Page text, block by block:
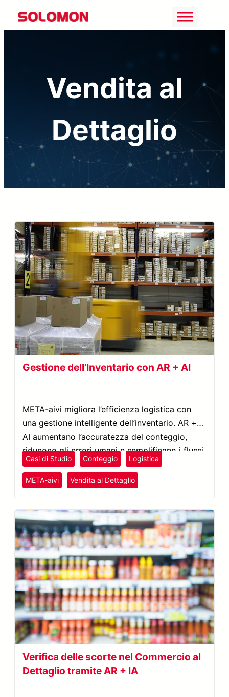
Vai
al
Vendita al
Dettaglio
Gestione dell’Inventario con AR + AI
META-aivi migliora l’efficienza logistica con
una gestione intelligente dell’inventario. AR +
AI aumentano l’accuratezza del conteggio,
riducono gli errori umani e semplificano i flussi
di lavoro.
Casi di Studio Conteggio Logistica
META-aivi Vendita al Dettaglio
Verifica delle scorte nel Commercio al
Dettaglio tramite AR + IA